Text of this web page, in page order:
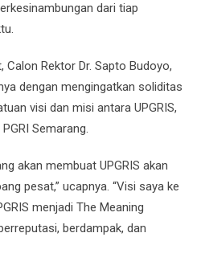
dari tiap
Rektor Dr. Sapto Budoyo,
dengan mengingatkan soliditas
visi dan misi antara UPGRIS,
Semarang.
akan membuat UPGRIS akan
pesat,” ucapnya. “Visi saya ke
menjadi The Meaning
berdampak, dan